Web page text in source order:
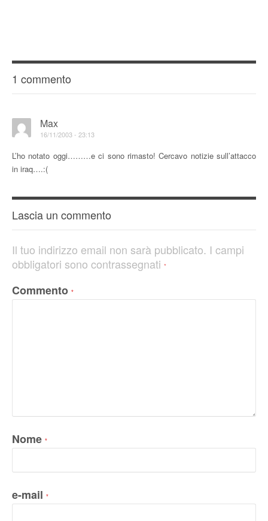
1 commento
Max
16/11/2003 - 23:13
L’ho notato oggi………e ci sono rimasto! Cercavo notizie sull’attacco
in iraq….:(
Lascia un commento
Il tuo indirizzo email non sarà pubblicato. I campi
obbligatori sono contrassegnati *
Commento *
Nome *
e-mail *